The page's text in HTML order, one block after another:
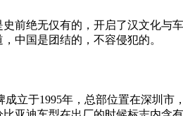
前绝无仅有的，开启了汉文化
中国是团结的，不容侵犯的。
立于1995年，总部位置在深圳